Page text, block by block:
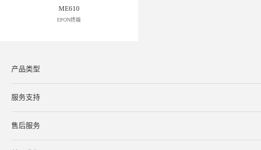
ME610
EPON终端
产品类型
服务支持
下载中心
文档与指南
视频教程
售后服务